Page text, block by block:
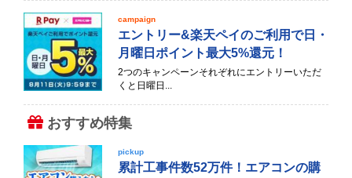
campaign
エントリー&楽天ペイのご利用で日・
月曜日ポイント最大5%還元！
2つのキャンペーンそれぞれにエントリーいただ
くと日曜日...
おすすめ特集
pickup
累計工事件数52万件！エアコンの購